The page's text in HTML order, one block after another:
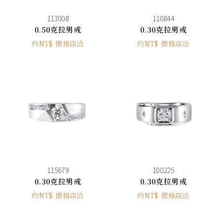
113008
0.50克拉男戒
約NT$ 價格店洽
110844
0.30克拉男戒
約NT$ 價格店洽
115679
0.30克拉男戒
約NT$ 價格店洽
100225
0.30克拉男戒
約NT$ 價格店洽